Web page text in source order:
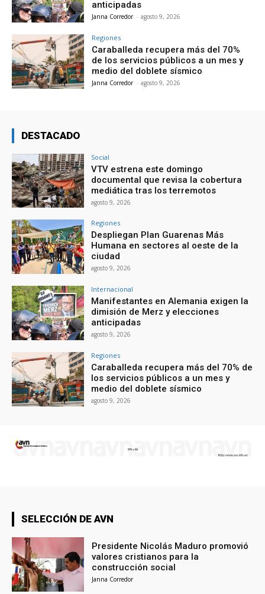
anticipadas
Janna Corredor - agosto 9, 2026
Regiones
Caraballeda recupera más del 70%
de los servicios públicos a un mes y
medio del doblete sísmico
Janna Corredor - agosto 9, 2026
DESTACADO
Social
VTV estrena este domingo
documental que revisa la cobertura
mediática tras los terremotos
agosto 9, 2026
Regiones
Despliegan Plan Guarenas Más
Humana en sectores al oeste de la
ciudad
agosto 9, 2026
Internacional
Manifestantes en Alemania exigen la
dimisión de Merz y elecciones
anticipadas
agosto 9, 2026
Regiones
Caraballeda recupera más del 70% de
los servicios públicos a un mes y
medio del doblete sísmico
agosto 9, 2026
SELECCIÓN DE AVN
Presidente Nicolás Maduro promovió
valores cristianos para la
construcción social
Janna Corredor